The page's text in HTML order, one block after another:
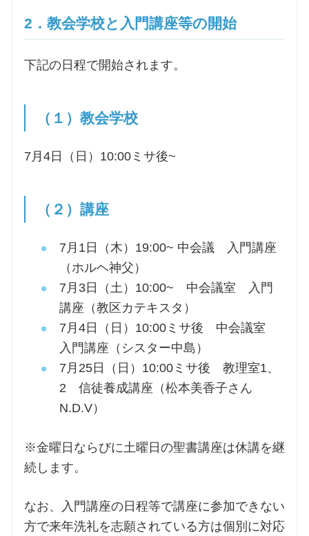
2．教会学校と入門講座等の開始
下記の日程で開始されます。
（１）教会学校
7月4日（日）10:00ミサ後~
（２）講座
7月1日（木）19:00~ 中会議 入門講座
（ホルヘ神父）
7月3日（土）10:00~ 中会議室 入門
講座（教区カテキスタ）
7月4日（日）10:00ミサ後 中会議室
入門講座（シスター中島）
7月25日（日）10:00ミサ後 教理室1、
2 信徒養成講座（松本美香子さん
N.D.V）
※金曜日ならびに土曜日の聖書講座は休講を継
続します。
なお、入門講座の日程等で講座に参加できない
方で来年洗礼を志願されている方は個別に対応